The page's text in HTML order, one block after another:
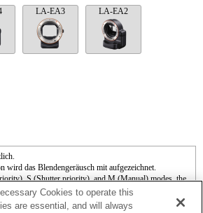
LA-EA3 LA-EA2
das Blendengeräusch mit aufgezeichnet.
S (Shutter priority), and M (Manual) modes, the
can not be adjusted during the movie recording.
(Objektivkompensation) kann nicht verwendet
Cookies to operate this
are essential, and will always